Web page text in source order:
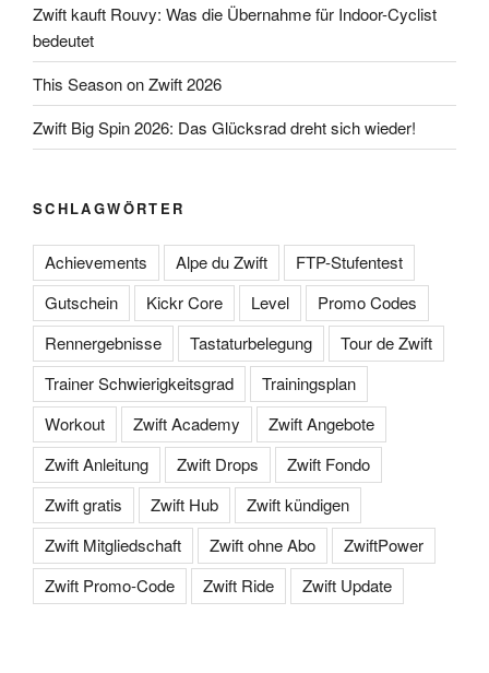
Zwift kauft Rouvy: Was die Übernahme für Indoor-Cyclist
bedeutet
This Season on Zwift 2026
Zwift Big Spin 2026: Das Glücksrad dreht sich wieder!
SCHLAGWÖRTER
Achievements Alpe du Zwift
FTP-Stufentest
Gutschein
Kickr Core Level
Promo Codes
Rennergebnisse
Tastaturbelegung
Tour de Zwift
Trainer Schwierigkeitsgrad
Trainingsplan
Workout
Zwift Academy
Zwift Angebote
Zwift Anleitung
Zwift Drops
Zwift Fondo
Zwift gratis
Zwift Hub
Zwift kündigen
Zwift Mitgliedschaft
Zwift ohne Abo
ZwiftPower
Zwift Promo-Code
Zwift Ride Zwift Update